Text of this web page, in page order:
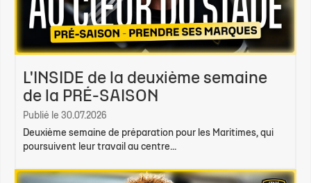
L'INSIDE de la deuxième semaine
de la PRÉ-SAISON
Publié le 30.07.2026
Deuxième semaine de préparation pour les Maritimes, qui
poursuivent leur travail au centre...